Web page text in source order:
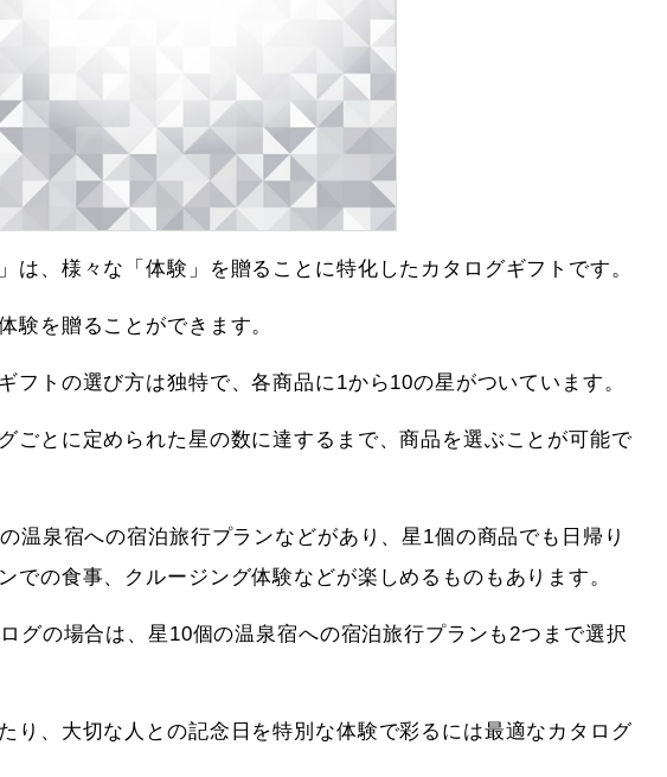
は、様々な「体験」を贈ることに特化したカタログギフトです。
験を贈ることができます。
フトの選び方は独特で、各商品に1から10の星がついています。
ごとに定められた星の数に達するまで、商品を選ぶことが可能で
温泉宿への宿泊旅行プランなどがあり、星1個の商品でも日帰り
での食事、クルージング体験などが楽しめるものもあります。
グの場合は、星10個の温泉宿への宿泊旅行プランも2つまで選択
り、大切な人との記念日を特別な体験で彩るには最適なカタログ